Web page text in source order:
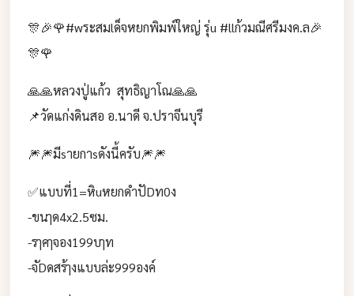
🎊🎉🌹#wระสมlด็จหยกพิมพ์ใหญ่ รุ่u #llก้วมณีศรีมงค.ล🎉
🎊🌹
🙏🙏หลวงปู่แก้ว สุทธิญาโณ🙏🙏
📌วัดแก่งดินสอ อ.นาดี จ.ปราจีนบุรี
🎆🎆มีsายกาsดังนี้ครับ🎆🎆
✅แบบที่1=หิuหยกดำปัDท0ง
-ขนๅด4x2.5ซม.
-รๅคๅจอง199บๅท
-จัDดสร้ๅงแบบล่ะ999องค์